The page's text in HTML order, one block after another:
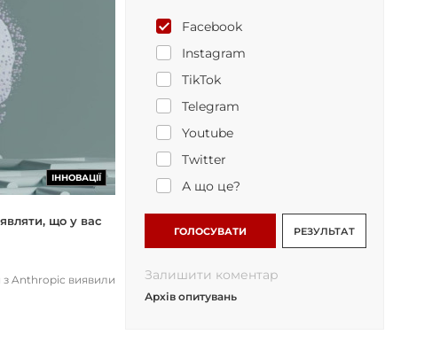
ІННОВАЦІЇ
що у вас
з Anthropic виявили
Facebook
Instagram
TikTok
Telegram
Youtube
Twitter
А що це?
ГОЛОСУВАТИ РЕЗУЛЬТАТ
Залишити коментар
Архів опитувань